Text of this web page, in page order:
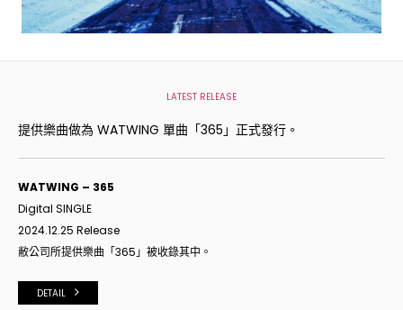
LATEST RELEASE
提供樂曲做為 WATWING 單曲「365」正式發行。
WATWING – 365
Digital SINGLE
2024.12.25 Release
敝公司所提供樂曲「365」被收錄其中。
DETAIL